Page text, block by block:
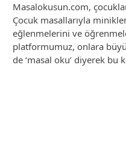
Masalokusun.com,
Çocuk masallarıyla
eğlenmelerini ve
platformumuz, onlara
de ‘masal oku’ diyerek bu